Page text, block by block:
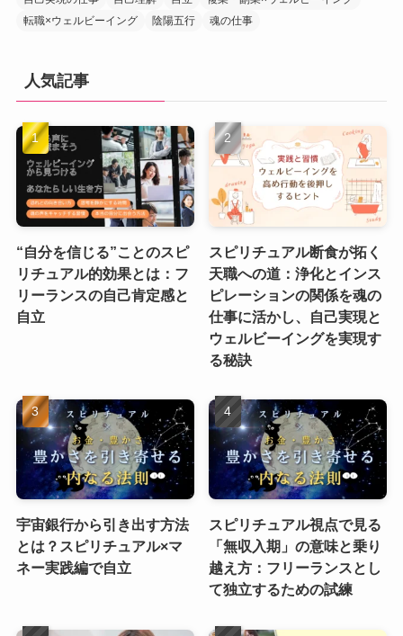
転職×ウェルビーイング
陰陽五行 魂の仕事
人気記事
“自分を信じる”ことのスピ
リチュアル的効果とは：フ
リーランスの自己肯定感と
自立
スピリチュアル断食が拓く
天職への道：浄化とインス
ピレーションの関係を魂の
仕事に活かし、自己実現と
ウェルビーイングを実現す
る秘訣
宇宙銀行から引き出す方法
とは？スピリチュアル×マ
ネー実践編で自立
スピリチュアル視点で見る
「無収入期」の意味と乗り
越え方：フリーランスとし
て独立するための試練